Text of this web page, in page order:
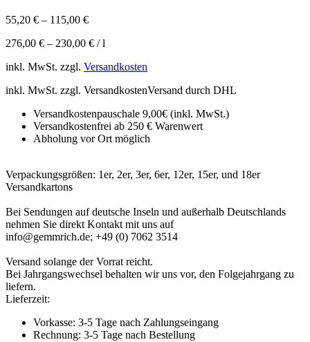
55,20 € – 115,00 €
276,00 € – 230,00 € /l
inkl. MwSt. zzgl. Versandkosten
inkl. MwSt. zzgl. VersandkostenVersand durch DHL
Versandkostenpauschale 9,00€ (inkl. MwSt.)
Versandkostenfrei ab 250 € Warenwert
Abholung vor Ort möglich
Verpackungsgrößen: 1er, 2er, 3er, 6er, 12er, 15er, und 18er
Versandkartons
Bei Sendungen auf deutsche Inseln und außerhalb Deutschlands
nehmen Sie direkt Kontakt mit uns auf
info@gemmrich.de; +49 (0) 7062 3514
Versand solange der Vorrat reicht.
Bei Jahrgangswechsel behalten wir uns vor, den Folgejahrgang zu
liefern.
Lieferzeit:
Vorkasse: 3-5 Tage nach Zahlungseingang
Rechnung: 3-5 Tage nach Bestellung